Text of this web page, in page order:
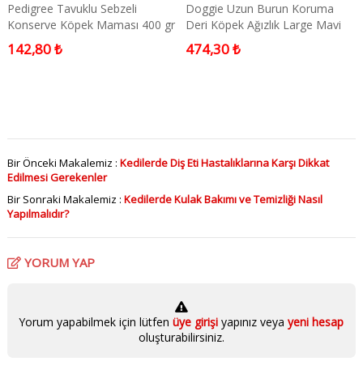
Pedigree Tavuklu Sebzeli
Konserve Köpek Maması 400 gr
142,80 ₺
Doggie Uzun Burun Koruma
Deri Köpek Ağızlık Large Mavi
474,30 ₺
Bir Önceki Makalemiz : Kedilerde Diş Eti Hastalıklarına Karşı Dikkat
Edilmesi Gerekenler
Bir Sonraki Makalemiz : Kedilerde Kulak Bakımı ve Temizliği Nasıl
Yapılmalıdır?
YORUM YAP
Yorum yapabilmek için lütfenüye girişiyapınız veya yeni hesap
oluşturabilirsiniz.